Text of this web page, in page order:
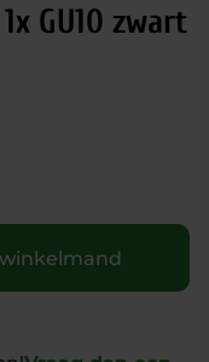
GU10 zwart